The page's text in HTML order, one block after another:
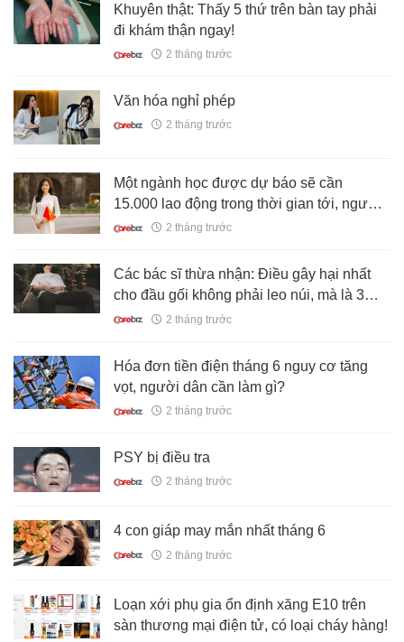
Khuyên thật: Thấy 5 thứ trên bàn tay phải
đi khám thận ngay!
2 tháng trước
Văn hóa nghỉ phép
2 tháng trước
Một ngành học được dự báo sẽ cần
15.000 lao động trong thời gian tới, người
học được nhận 5 - 12,6 triệu đồng/tháng,
2 tháng trước
Các bác sĩ thừa nhận: Điều gây hại nhất
cho đầu gối không phải leo núi, mà là 3
việc nhỏ nhặt hàng ngày
2 tháng trước
Hóa đơn tiền điện tháng 6 nguy cơ tăng
vọt, người dân cần làm gì?
2 tháng trước
PSY bị điều tra
2 tháng trước
4 con giáp may mắn nhất tháng 6
2 tháng trước
Loạn xới phụ gia ổn định xăng E10 trên
sàn thương mại điện tử, có loại cháy hàng!